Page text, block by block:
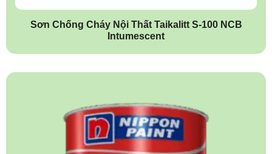
Sơn Chống Cháy Nội Thất Taikalitt S-100 NCB
Intumescent